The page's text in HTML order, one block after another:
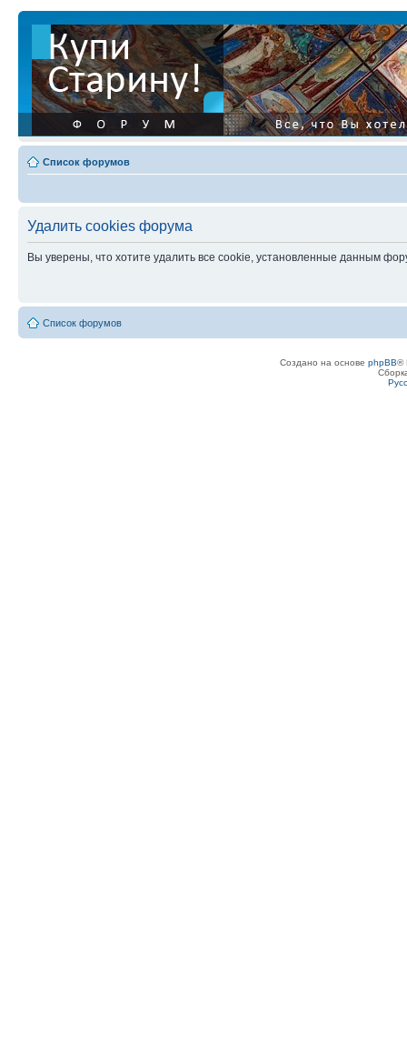
Список форумов
Удалить cookies форума
Вы уверены, что хотите удалить все cookie, установленные данным
Список форумов
Создано на основе phpBB®